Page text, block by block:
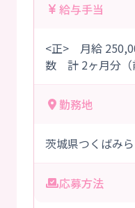
給与手当
<正> 月給
数 計 2ヶ月分（
勤務地
茨城県つくばみ
応募方法